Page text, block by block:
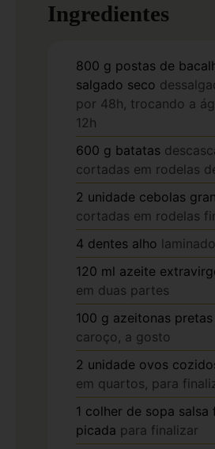
Ingredientes
800 g postas de
salgado seco
por 48h, trocando a
12h
600 g batatas
cortadas em rodelas
2 unidade cebolas
cortadas em rodelas
4 dentes alho
120 ml azeite
em duas partes
100 g azeitonas pretas
caroço, a gosto
2 unidade ovos
em quartos, para
1 colher de sopa salsa
picada para finalizar